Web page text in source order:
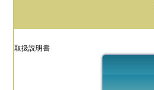
取扱説明書